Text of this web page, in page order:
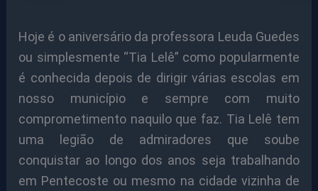
Hoje é o aniversário da professora Leuda Guedes
ou simplesmente “Tia Lelê” como popularmente
é conhecida depois de dirigir várias escolas em
nosso município e sempre com muito
comprometimento naquilo que faz. Tia Lelê tem
uma legião de admiradores que soube
conquistar ao longo dos anos seja trabalhando
em Pentecoste ou mesmo na cidade vizinha de